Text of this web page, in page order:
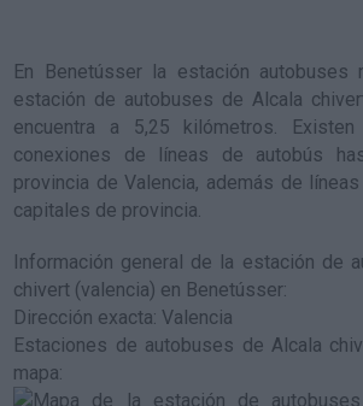
En Benetússer la estación autobuses
estación de autobuses de Alcala
encuentra a 5,25 kilómetros.
conexiones de líneas de autobús
provincia de Valencia, además de
capitales de provincia.
Información general de la estación de
chivert (valencia) en Benetússer:
Dirección exacta: Valencia
Estaciones de autobuses de Alcala
mapa: